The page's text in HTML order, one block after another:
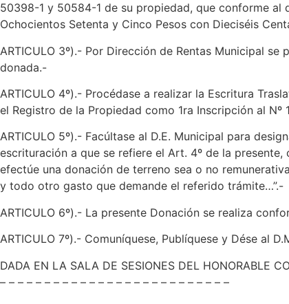
50398-1 y 50584-1 de su propiedad, que conforme al
Ochocientos Setenta y Cinco Pesos con Dieciséis
ARTICULO 3º).- Por Dirección de Rentas Municipal
donada.-
ARTICULO 4º).- Procédase a realizar la Escritura
el Registro de la Propiedad como 1ra Inscripción al Nº
ARTICULO 5º).- Facúltase al D.E. Municipal para
escrituración a que se refiere el Art. 4º de la
efectúe una donación de terreno sea o no
y todo otro gasto que demande el referido trámite…”.-
ARTICULO 6º).- La presente Donación se realiza
ARTICULO 7º).- Comuníquese, Publíquese y Dése al
DADA EN LA SALA DE SESIONES DEL HONORABLE
– – – – – – – – – – – – – – – – – – – – – – – – – –